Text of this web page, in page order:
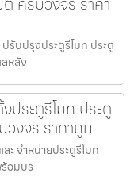
รับปรุงประตูรีโมท ประตู
หลัง
ประตูรีโมท ประตู
งจร ราคาถูก
จำหน่ายประตูรีโมท
อมบร